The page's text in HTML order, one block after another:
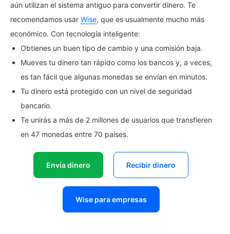
aún utilizan el sistema antiguo para convertir dinero. Te
recomendamos usar Wise, que es usualmente mucho más
económico. Con tecnología inteligente:
Obtienes un buen tipo de cambio y una comisión baja.
Mueves tu dinero tan rápido como los bancos y, a veces,
es tan fácil que algunas monedas se envían en minutos.
Tu dinero está protegido con un nivel de seguridad
bancario.
Te unirás a más de 2 millones de usuarios que transfieren
en 47 monedas entre 70 países.
Envía dinero Recibir dinero
Wise para empresas